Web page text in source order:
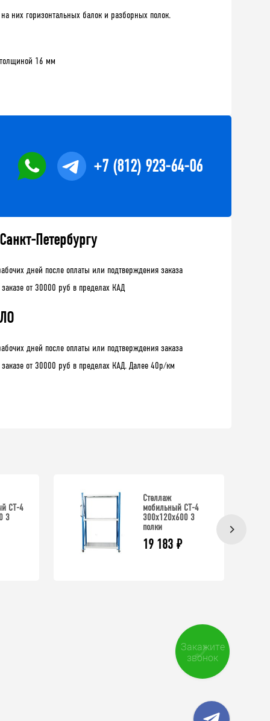
них горизонтальных балок и разборных полок.
толщиной 16 мм
+7 (812) 923-64-06
Петербургу
дней после оплаты или подтверждения заказа
от 30000 руб в пределах КАД
дней после оплаты или подтверждения заказа
заказе от 30000 руб в пределах КАД. Далее 40р/км
СТ-4
3
Стеллаж
мобильный СТ-4
300x120x600 3
полки
19 183 ₽
Закажите
звонок